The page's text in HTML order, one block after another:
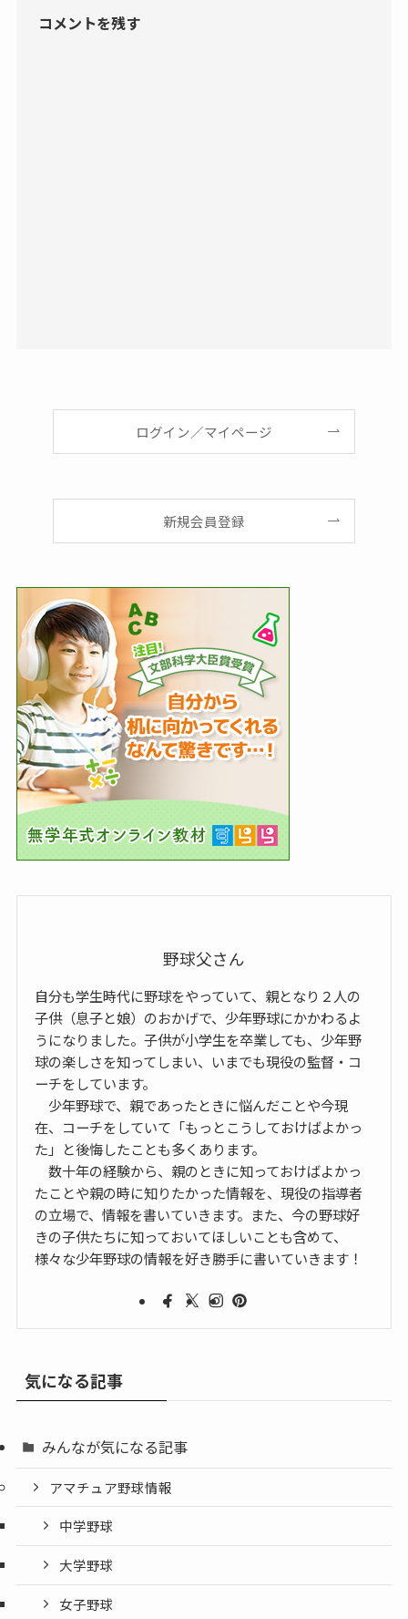
コメントを残す
ログイン／マイページ
新規会員登録
野球父さん
自分も学生時代に野球をやっていて、親となり２人の
子供（息子と娘）のおかげで、少年野球にかかわるよ
うになりました。子供が小学生を卒業しても、少年野
球の楽しさを知ってしまい、いまでも現役の監督・コ
ーチをしています。
少年野球で、親であったときに悩んだことや今現
在、コーチをしていて「もっとこうしておけばよかっ
た」と後悔したことも多くあります。
数十年の経験から、親のときに知っておけばよかっ
たことや親の時に知りたかった情報を、現役の指導者
の立場で、情報を書いていきます。また、今の野球好
きの子供たちに知っておいてほしいことも含めて、
様々な少年野球の情報を好き勝手に書いていきます！
気になる記事
みんなが気になる記事
アマチュア野球情報
中学野球
大学野球
女子野球